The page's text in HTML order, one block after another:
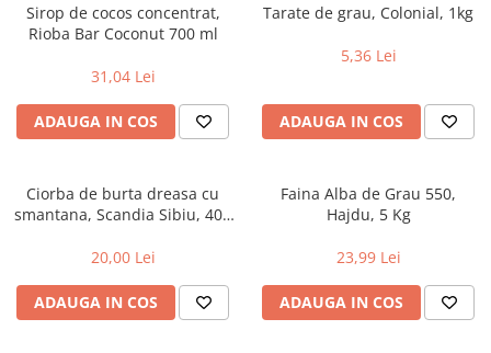
Sosuri si dressinguri
Condimente
Faina, orez & alte alimente de baza
Paste fainoase si cereale
Cafea si ceai
Gem, miere si alte creme
tartinabile
Chipsuri & Snaksuri
Chipsuri & Snacksuri
Bauturi Non-Alcoolice
Bauturi carbogazoase
Bauturi energizante
Hartie igienica
Dezinfectant toaleta
Odorizant toaleta
Perii wc
Detergent vase
Solutii suprafete bucatarie
Saci menajeri
Servetele umede antibacteriene
pentru maini
Tratamente ingrijire corp
Deodorante si antiperspirante
Ceara, benzi si creme depilatoare
Sapun dezinfectant
Sampon de par
Balsam de par
Tratamente si masca de par
Sirop de cocos concentrat,
Rioba Bar Coconut 700 ml
31,04 Lei
ADAUGA IN COS
Tarate de grau, Colonial, 1kg
5,36 Lei
ADAUGA IN COS
Ciorba de burta dreasa cu
smantana, Scandia Sibiu, 400
20,00 Lei
ADAUGA IN COS
Faina Alba de Grau 550,
Hajdu, 5 Kg
23,99 Lei
ADAUGA IN COS